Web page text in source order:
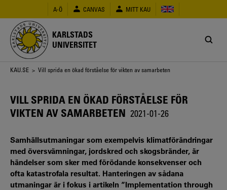
huvudinnehåll
A-Ö CANVAS MITT KAU
KARLSTADS
UNIVERSITET
Länkstig
KAU.SE > Vill sprida en ökad förståelse för vikten av samarbeten
VILL SPRIDA EN ÖKAD FÖRSTÅELSE FÖR
VIKTEN AV SAMARBETEN 2021-01-26
Samhällsutmaningar som exempelvis klimatförändringar
med översvämningar, jordskred och skogsbränder, är
händelser som sker med förödande konsekvenser och
ofta katastrofala resultat. Hanteringen av sådana
utmaningar är i fokus i artikeln ”Implementation through